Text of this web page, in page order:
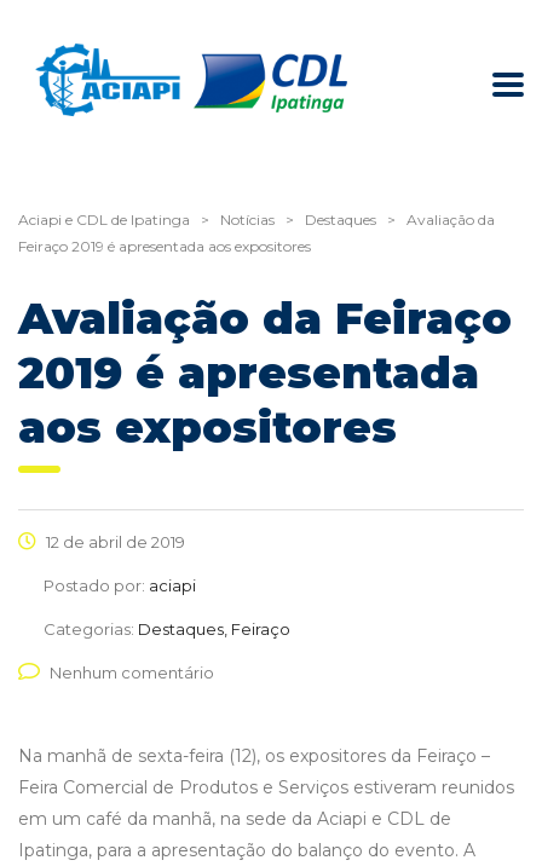
Aciapi e CDL de Ipatinga > Notícias > Destaques >
Avaliação da
Feiraço 2019 é apresentada aos expositores
Avaliação da Feiraço
2019 é apresentada
aos expositores
12 de abril de 2019
Postado por: aciapi
Categorias: Destaques, Feiraço
Nenhum comentário
Na manhã de sexta-feira (12), os expositores da Feiraço –
Feira Comercial de Produtos e Serviços estiveram reunidos
em um café da manhã, na sede da Aciapi e CDL de
Ipatinga, para a apresentação do balanço do evento. A